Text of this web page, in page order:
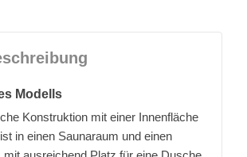
Modells
Konstruktion mit einer Innenfläche
in einen Saunaraum und einen